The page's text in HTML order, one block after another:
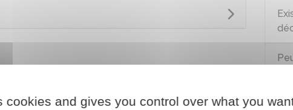
cookies and gives you control over what you